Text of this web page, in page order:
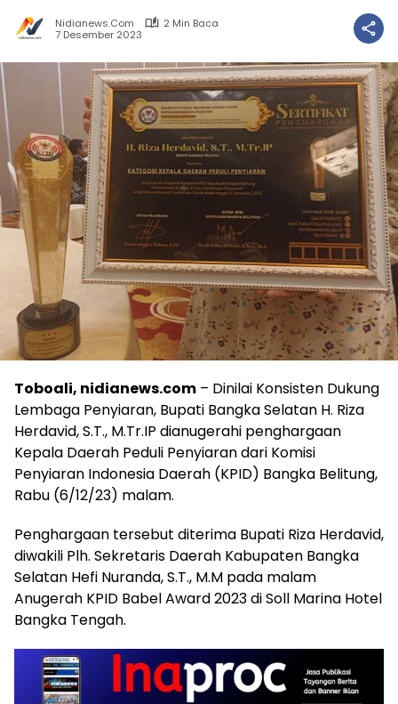
Nidianews.com
2 Min Baca
7 Desember 2023
Toboali, nidianews.com – Dinilai Konsisten Dukung
Lembaga Penyiaran, Bupati Bangka Selatan H. Riza
Herdavid, S.T., M.Tr.IP dianugerahi penghargaan
Kepala Daerah Peduli Penyiaran dari Komisi
Penyiaran Indonesia Daerah (KPID) Bangka Belitung,
Rabu (6/12/23) malam.
Penghargaan tersebut diterima Bupati Riza Herdavid,
diwakili Plh. Sekretaris Daerah Kabupaten Bangka
Selatan Hefi Nuranda, S.T., M.M pada malam
Anugerah KPID Babel Award 2023 di Soll Marina Hotel
Bangka Tengah.